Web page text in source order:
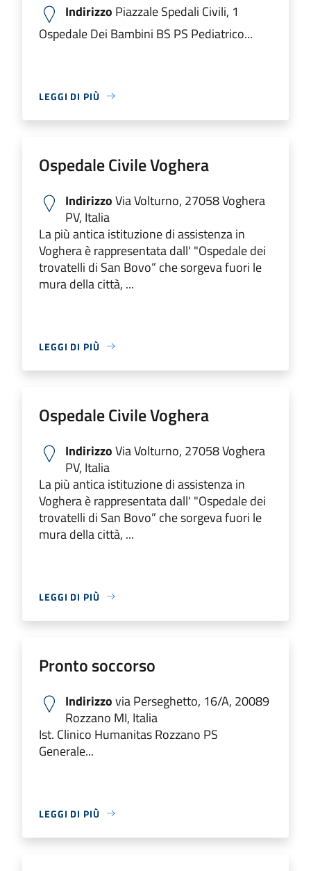
Indirizzo Piazzale Spedali Civili, 1
Ospedale Dei Bambini BS PS Pediatrico...
LEGGI DI PIÙ
Ospedale Civile Voghera
IndirizzoVia Volturno, 27058 Voghera
PV, Italia
La più antica istituzione di assistenza in
Voghera è rappresentata dall' "Ospedale dei
trovatelli di San Bovo” che sorgeva fuori le
mura della città, ...
LEGGI DI PIÙ
Ospedale Civile Voghera
IndirizzoVia Volturno, 27058 Voghera
PV, Italia
La più antica istituzione di assistenza in
Voghera è rappresentata dall' "Ospedale dei
trovatelli di San Bovo” che sorgeva fuori le
mura della città, ...
LEGGI DI PIÙ
Pronto soccorso
Indirizzovia Perseghetto, 16/A, 20089
Rozzano MI, Italia
Ist. Clinico Humanitas Rozzano PS
Generale...
LEGGI DI PIÙ